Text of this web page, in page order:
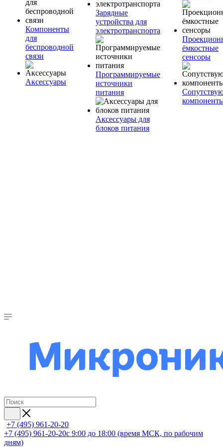
Компоненты
для
беспроводной
связи
Аксессуары
Зарядные
устройства для
электротранспорта
Программируемые
источники
питания
Аксессуары для
блоков питания
ёмкостные
сенсоры
+7 (495) 961-20-20
+7 (495) 961-20-20с 9:00 до 18:00 (время МСК, по рабочим
дням)